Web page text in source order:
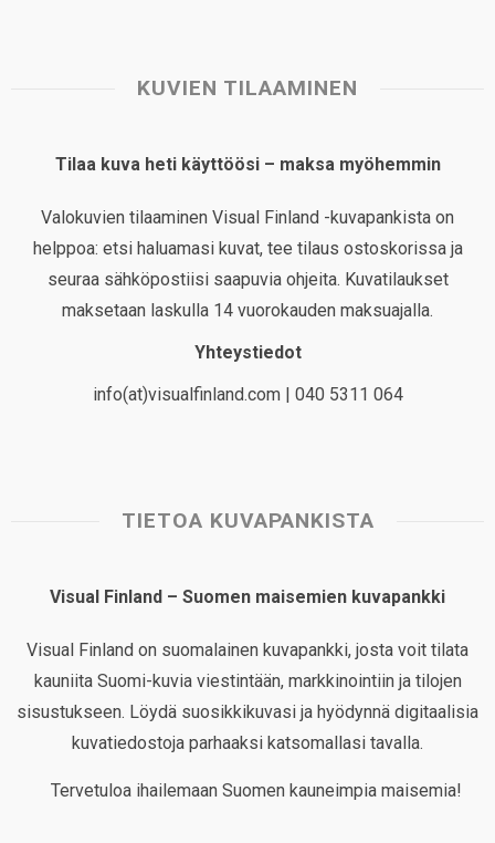
KUVIEN TILAAMINEN
Tilaa kuva heti käyttöösi – maksa myöhemmin
Valokuvien tilaaminen Visual Finland -kuvapankista on
helppoa: etsi haluamasi kuvat, tee tilaus ostoskorissa ja
seuraa sähköpostiisi saapuvia ohjeita. Kuvatilaukset
maksetaan laskulla 14 vuorokauden maksuajalla.
Yhteystiedot
info(at)visualfinland.com | 040 5311 064
TIETOA KUVAPANKISTA
Visual Finland – Suomen maisemien kuvapankki
Visual Finland on suomalainen kuvapankki, josta voit tilata
kauniita Suomi-kuvia viestintään, markkinointiin ja tilojen
sisustukseen. Löydä suosikkikuvasi ja hyödynnä digitaalisia
kuvatiedostoja parhaaksi katsomallasi tavalla.
Tervetuloa ihailemaan Suomen kauneimpia maisemia!